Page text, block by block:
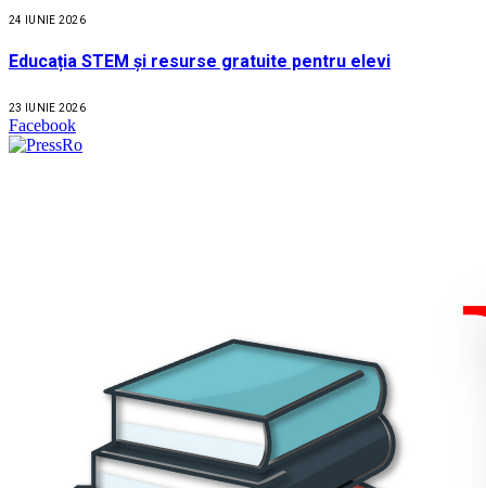
24 IUNIE 2026
Educația STEM și resurse gratuite pentru elevi
23 IUNIE 2026
Facebook